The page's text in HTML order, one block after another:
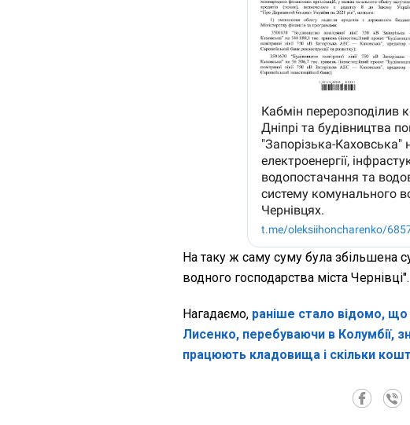
На таку ж саму суму була збільшена
водного господарства міста Чернівці".
Нагадаємо, раніше стало відомо,
Лисенко, перебуваючи в Колумбії,
працюють кладовища і скільки